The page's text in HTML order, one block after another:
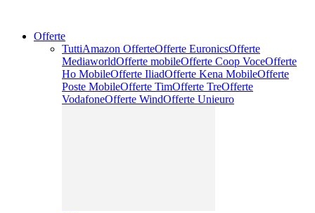
Offerte
TuttiAmazon OfferteOfferte EuronicsOfferte
MediaworldOfferte mobileOfferte Coop VoceOfferte
Ho MobileOfferte IliadOfferte Kena MobileOfferte
Poste MobileOfferte TimOfferte TreOfferte
VodafoneOfferte WindOfferte Unieuro